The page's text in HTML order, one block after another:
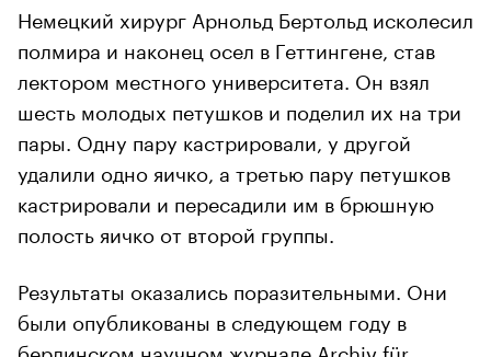
Немецкий хирург Арнольд Бертольд исколесил
полмира и наконец осел в Геттингене, став
лектором местного университета. Он взял
шесть молодых петушков и поделил их на три
пары. Одну пару кастрировали, у другой
удалили одно яичко, а третью пару петушков
кастрировали и пересадили им в брюшную
полость яичко от второй группы.
Результаты оказались поразительными. Они
были опубликованы в следующем году в
берлинском научном журнале Archiv für